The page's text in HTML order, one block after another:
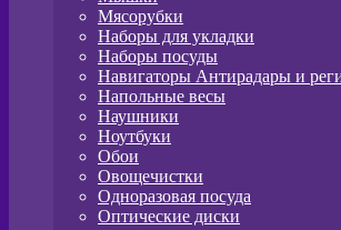
Мясорубки
Наборы для укладки
Наборы посуды
Навигаторы Антирадары и
Напольные весы
Наушники
Ноутбуки
Обои
Овощечистки
Одноразовая посуда
Оптические диски